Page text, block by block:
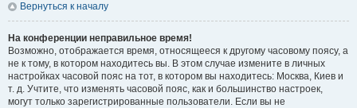
Вернуться к началу
На конференции неправильное время!
Возможно, отображается время, относящееся к другому часовому поясу, а
не к тому, в котором находитесь вы. В этом случае измените в личных
настройках часовой пояс на тот, в котором вы находитесь: Москва, Киев и
т. д. Учтите, что изменять часовой пояс, как и большинство настроек,
могут только зарегистрированные пользователи. Если вы не